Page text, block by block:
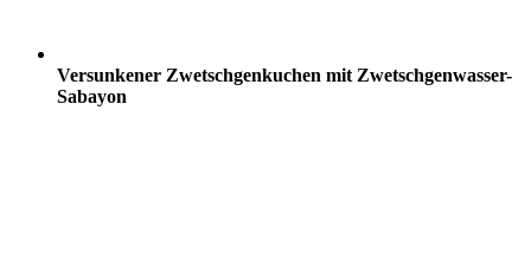
Versunkener Zwetschgenkuchen mit Zwetschgenwasser-
Sabayon